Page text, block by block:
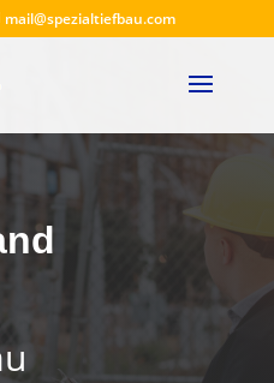
mail@spezialtiefbau.com